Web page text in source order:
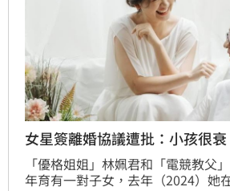
女星簽離婚協議遭批：小孩很
「優格姐姐」林姵君和「電競教父
年育有一對子女，去年（2024）她